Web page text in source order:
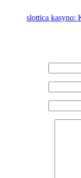
slottica kasyno: